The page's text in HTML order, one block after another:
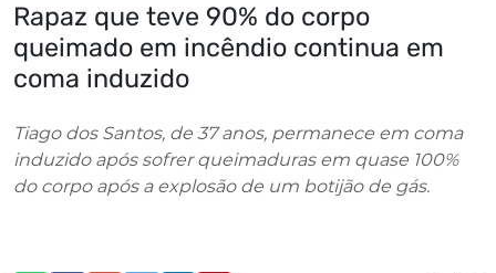
Rapaz que teve 90% do corpo
queimado em incêndio continua em
coma induzido
Tiago dos Santos, de 37 anos, permanece em coma
induzido após sofrer queimaduras em quase 100%
do corpo após a explosão de um botijão de gás.